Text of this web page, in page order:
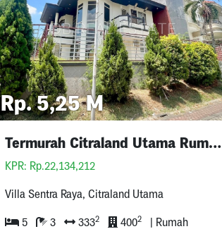
Rp. 5,25 M
Termurah Citraland Utama Rumah Minimalis 5M An
KPR: Rp.22,134,212
Villa Sentra Raya, Citraland Utama
5 3 3332 4002 | Rumah